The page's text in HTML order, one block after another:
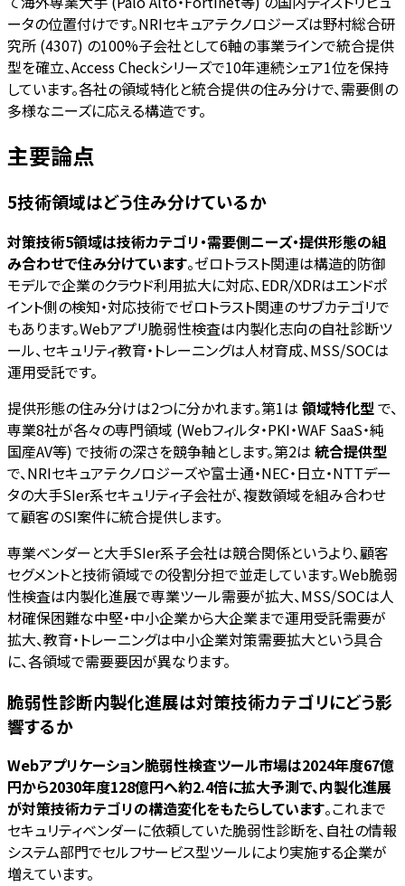
ータの位置付けです。NRIセキュアテクノロジーズは野村総合研
究所 (4307) の100%子会社として6軸の事業ラインで統合提供
型を確立、Access Checkシリーズで10年連続シェア1位を保持
しています。各社の領域特化と統合提供の住み分けで、需要側の
多様なニーズに応える構造です。
主要論点
5技術領域はどう住み分けているか
対策技術5領域は技術カテゴリ・需要側ニーズ・提供形態の組
み合わせで住み分けています。ゼロトラスト関連は構造的防御
モデルで企業のクラウド利用拡大に対応、EDR/XDRはエンドポ
イント側の検知・対応技術でゼロトラスト関連のサブカテゴリで
もあります。Webアプリ脆弱性検査は内製化志向の自社診断ツ
ール、セキュリティ教育・トレーニングは人材育成、MSS/SOCは
運用受託です。
提供形態の住み分けは2つに分かれます。第1は 領域特化型で、
専業8社が各々の専門領域 (Webフィルタ・PKI・WAF SaaS・純
国産AV等) で技術の深さを競争軸とします。第2は 統合提供型
で、NRIセキュアテクノロジーズや富士通・NEC・日立・NTTデー
タの大手SIer系セキュリティ子会社が、複数領域を組み合わせ
て顧客のSI案件に統合提供します。
専業ベンダーと大手SIer系子会社は競合関係というより、顧客
セグメントと技術領域での役割分担で並走しています。Web脆弱
性検査は内製化進展で専業ツール需要が拡大、MSS/SOCは人
材確保困難な中堅・中小企業から大企業まで運用受託需要が
拡大、教育・トレーニングは中小企業対策需要拡大という具合
に、各領域で需要要因が異なります。
脆弱性診断内製化進展は対策技術カテゴリにどう影
響するか
Webアプリケーション脆弱性検査ツール市場は2024年度67億
円から2030年度128億円へ約2.4倍に拡大予測で、内製化進展
が対策技術カテゴリの構造変化をもたらしています。これまで
セキュリティベンダーに依頼していた脆弱性診断を、自社の情報
システム部門でセルフサービス型ツールにより実施する企業が
増えています。